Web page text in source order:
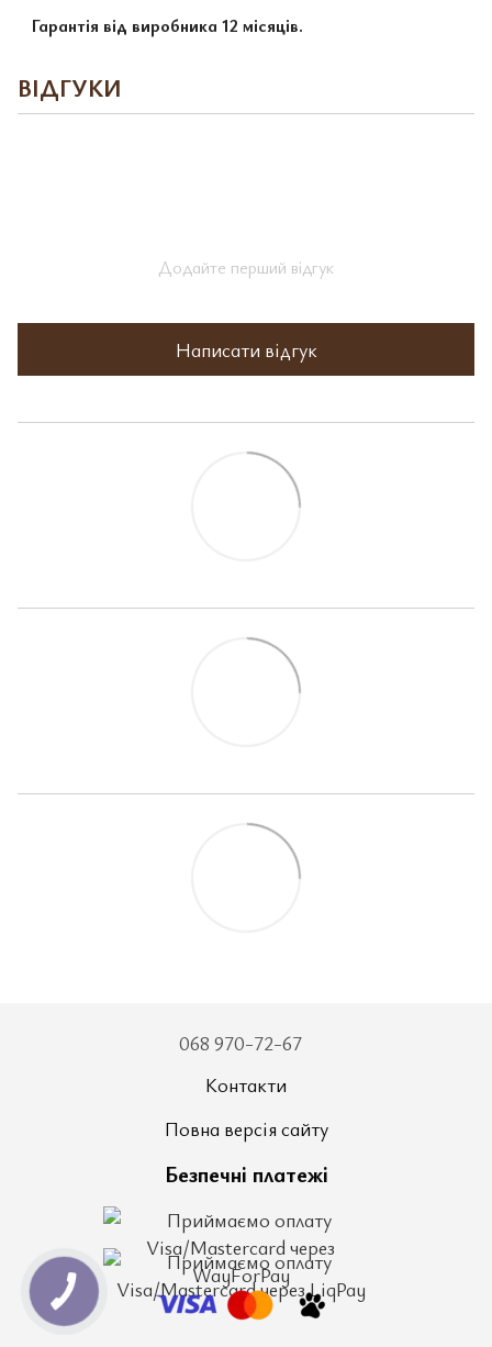
Гарантія від виробника 12 місяців.
ВІДГУКИ
Додайте перший відгук
Написати відгук
068 970-72-67
Контакти
Повна версія сайту
Безпечні платежі